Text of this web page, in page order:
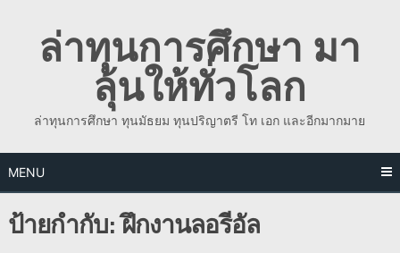
contentล่าทุนการศึกษา มา
ลุ้นให้ทั่วโลก
ล่าทุนการศึกษา ทุนมัธยม ทุนปริญาตรี โท เอก และอีกมากมาย
MENU
ป้ายกำกับ:ฝึกงานลอรีอัล